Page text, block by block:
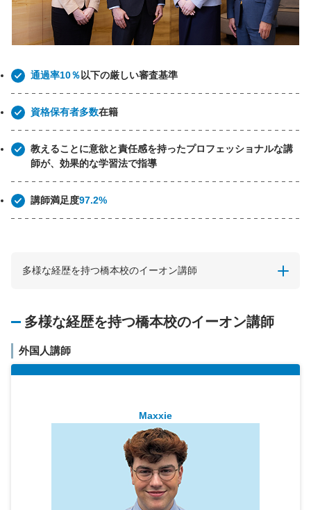
通過率10％ 以下の厳しい審査基準
資格保有者多数在籍
教えることに意欲と責任感を持ったプロフェッショナルな講
師が、効果的な学習法で指導
講師満足度97.2%
多様な経歴を持つ橋本校のイーオン講師
多様な経歴を持つ橋本校のイーオン講師
外国人講師
Maxxie